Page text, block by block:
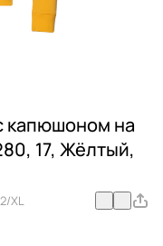
капюшоном на
17, Жёлтый,
XL